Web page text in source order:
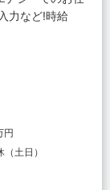
力など!時給
円
（土日）